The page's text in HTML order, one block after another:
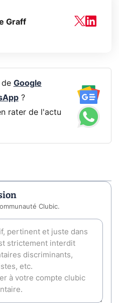
Graff
de Google
?
rater de l'actu
Clubic.